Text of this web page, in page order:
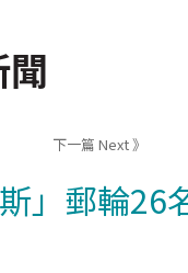
下一篇 Next 》
斯」郵輪26